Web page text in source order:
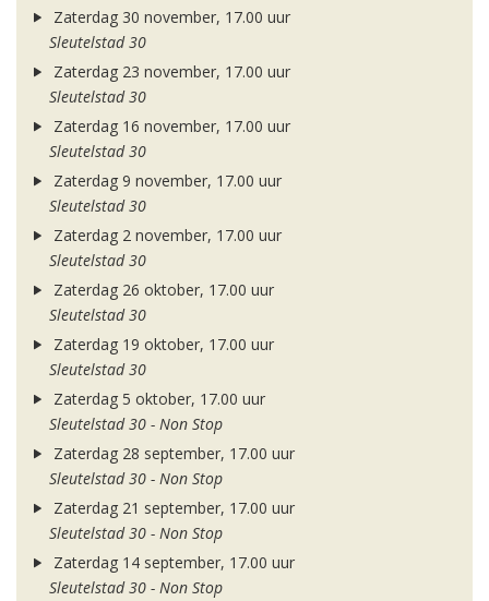
Zaterdag 30 november, 17.00 uur
Sleutelstad 30
Zaterdag 23 november, 17.00 uur
Sleutelstad 30
Zaterdag 16 november, 17.00 uur
Sleutelstad 30
Zaterdag 9 november, 17.00 uur
Sleutelstad 30
Zaterdag 2 november, 17.00 uur
Sleutelstad 30
Zaterdag 26 oktober, 17.00 uur
Sleutelstad 30
Zaterdag 19 oktober, 17.00 uur
Sleutelstad 30
Zaterdag 5 oktober, 17.00 uur
Sleutelstad 30 - Non Stop
Zaterdag 28 september, 17.00 uur
Sleutelstad 30 - Non Stop
Zaterdag 21 september, 17.00 uur
Sleutelstad 30 - Non Stop
Zaterdag 14 september, 17.00 uur
Sleutelstad 30 - Non Stop